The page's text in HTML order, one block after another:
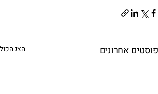
פוסטים אחרונים הצג הכול